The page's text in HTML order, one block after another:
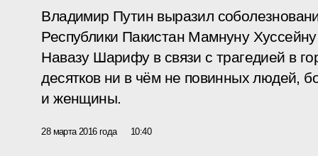
Владимир Путин выразил
Республики Пакистан Мамнуну
Навазу Шарифу в связи с трагедией в
десятков ни в чём не повинных людей,
и женщины.
28 марта 2016 года 10:40